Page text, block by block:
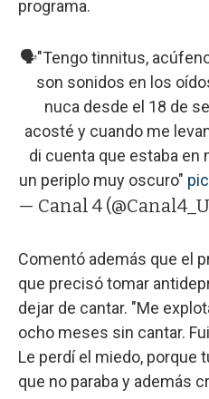
programa.
🗣️"Tengo tinnitus,
son sonidos en los
nuca desde el 18 de
acosté y cuando me
di cuenta que estaba en
un periplo muy oscuro"
— Canal 4
Comentó además que el
que precisó tomar
dejar de cantar. "Me
ocho meses sin cantar.
Le perdí el miedo, porque
que no paraba y además